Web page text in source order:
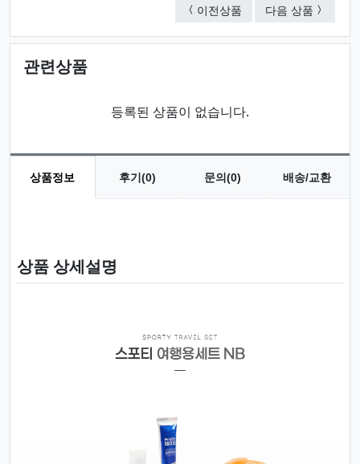
이전상품 스포티NC 여행용세트
다음 상품 스포티
관련상품
등록된 상품이 없습니다.
상품정보 후기(0) 문의(0) 배송/교환
상품 상세설명